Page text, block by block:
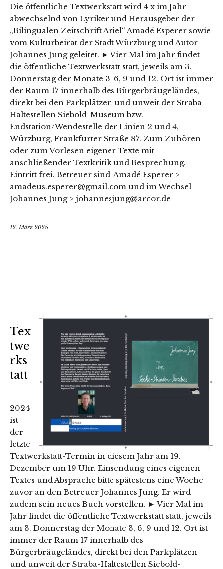
Die öffentliche Textwerkstatt wird 4 x im Jahr
abwechselnd von Lyriker und Herausgeber der
„Bilingualen Zeitschrift Ariel“ Amadé Esperer sowie
vom Kulturbeirat der Stadt Würzburg und Autor
Johannes Jung geleitet. ► Vier Mal im Jahr findet
die öffentliche Textwerkstatt statt, jeweils am 3.
Donnerstag der Monate 3, 6, 9 und 12. Ort ist immer
der Raum 17 innerhalb des Bürgerbräugeländes,
direkt bei den Parkplätzen und unweit der Straba-
Haltestellen Siebold-Museum bzw.
Endstation/Wendestelle der Linien 2 und 4,
Würzburg, Frankfurter Straße 87. Zum Zuhören
oder zum Vorlesen eigener Texte mit
anschließender Textkritik und Besprechung.
Eintritt frei. Betreuer sind: Amadé Esperer >
amadeus.esperer@gmail.com und im Wechsel
Johannes Jung > johannesjung@arcor.de
12. März 2025
Tex
twe
rks
tatt
2024
ist
der
letzte
Textwerkstatt-Termin in diesem Jahr am 19.
Dezember um 19 Uhr. Einsendung eines eigenen
Textes und Absprache bitte spätestens eine Woche
zuvor an den Betreuer Johannes Jung. Er wird
zudem sein neues Buch vorstellen. ► Vier Mal im
Jahr findet die öffentliche Textwerkstatt statt, jeweils
am 3. Donnerstag der Monate 3, 6, 9 und 12. Ort ist
immer der Raum 17 innerhalb des
Bürgerbräugeländes, direkt bei den Parkplätzen
und unweit der Straba-Haltestellen Siebold-